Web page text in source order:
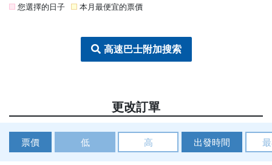
您選擇的日子 本月最便宜的票價
高速巴士附加搜索
更改訂單
票價 低 高 出發時間